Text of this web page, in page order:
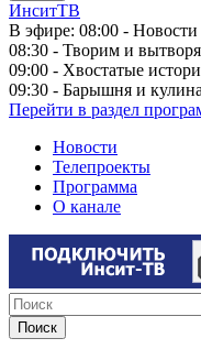
ИнситТВ
В эфире: 08:00 -
08:30 - Творим и
09:00 - Хвостатые
09:30 - Барышня и
Перейти в раздел
Новости
Телепроекты
Программа
О канале